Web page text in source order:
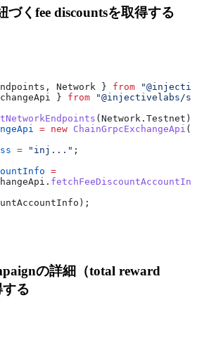
づくfee discountsを取得する
, Network } from
} from "@injectivelabs/
( Network . Testnet );
= new ChainGrpcExchangeApi (
= "inj..." ;
=
.
);
の詳細（total reward
る